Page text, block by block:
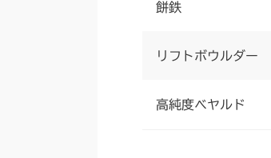
餅鉄
リフトボウルダー
高純度ベヤルド